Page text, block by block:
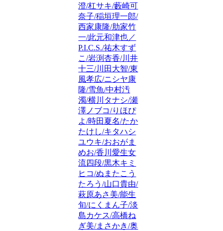
澄/杠サキ/藪崎可
奈子/稲垣理一郎/
西家康隆/肋家竹
一/此元和津也／
P.I.C.S./祐木すず
こ/岩渕杏香/川井
十三/川田大智/東
風孝広/ニシヤ康
隆/雪魚/中村汚
濁/横川タナシ/瀬
澤ノブコ/りほぴ
よ/時田夏名/たか
たけし/キタハシ
ユウキ/おおがま
めお/香川愛生女
流四段/黒木キミ
ヒコ/ぬまたこう
たろう/山口貴由/
萩原あさ美/能生
旬/にくまん子/淡
島カケス/高橋ね
ぎ美/まさかき/奥